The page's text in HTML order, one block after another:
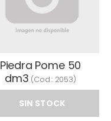
Piedra Pome 50
dm3 (Cod.: 2053)
SIN STOCK